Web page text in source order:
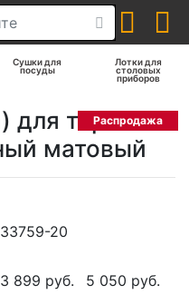
Сушки для
посуды
Лотки для
столовых
приборов
для тарелок
матовый
Распродажа
33759-20
3 899 руб. 5 050 руб.